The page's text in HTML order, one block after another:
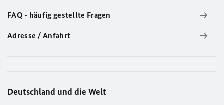
FAQ - häufig gestellte Fragen
Adresse / Anfahrt
Deutschland und die Welt